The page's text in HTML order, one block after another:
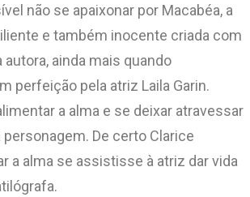
não se apaixonar por Macabéa, a
e também inocente criada com
ainda mais quando
perfeição pela atriz Laila Garin.
a alma e se deixar atravessar
De certo Clarice
a alma se assistisse à atriz dar vida